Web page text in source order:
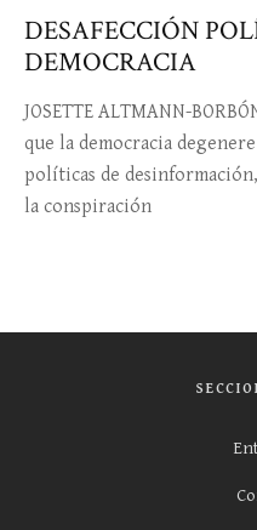
DESAFECCIÓN
DEMOCRACIA
JOSETTE ALTMANN-
que la democracia
políticas de
la conspiración